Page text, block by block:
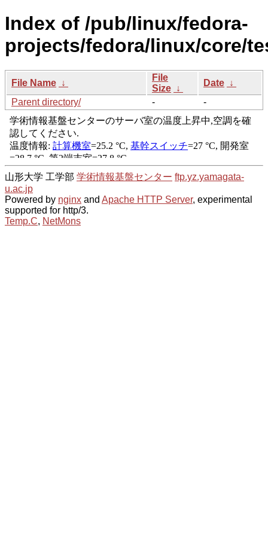
Index of /pub/linux/fedora-
projects/fedora/linux/core/
File Name ↓
File
Size ↓
Date ↓
Parent directory/
- -
山形大学 工学部 学術情報基盤センター ftp.yz.yamagata-
u.ac.jp
Powered by nginx and Apache HTTP Server, experimental
supported for http/3.
Temp.C, NetMons